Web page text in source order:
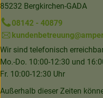
85232 Bergkirchen-GADA
08142 - 40879
Wir sind telefonisch
Mo.-Do. 10:00-12:30 und
Fr. 10:00-12:30 Uhr
Außerhalb dieser Zeiten